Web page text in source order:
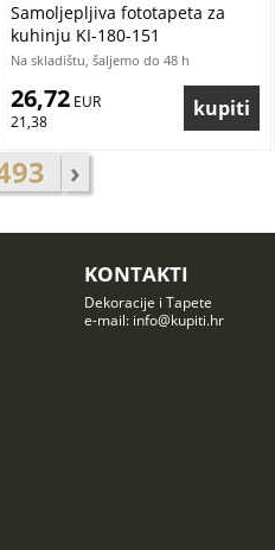
Samoljepljiva fototapeta za
kuhinju KI-180-151
Ekscentrična tekstura zida |
Na skladištu, šaljemo do 48 h
26,72 EUR
21,38
›
KONTAKTI
Dekoracije i Tapete
e-mail: info@kupiti.hr